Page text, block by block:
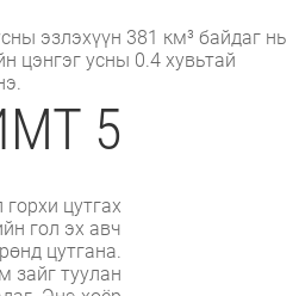
эзлэхүүн 381 км³ байдаг нь
цэнгэг усны 0.4 хувьтай
5
цутгах
гол эх авч
цутгана.
зайг туулан